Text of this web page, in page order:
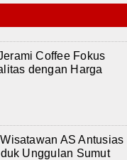
Coffee Fokus
dengan Harga
AS Antusias
Unggulan Sumut